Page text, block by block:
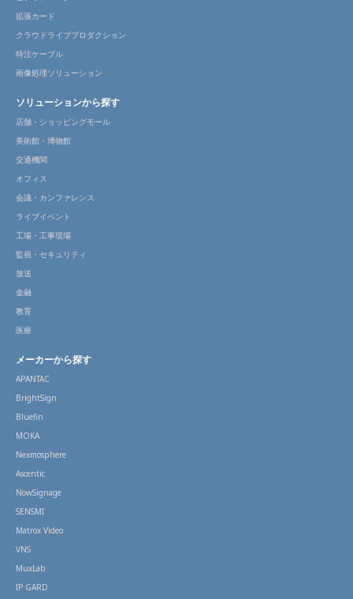
拡張カード
クラウドライブプロダクション
特注ケーブル
画像処理ソリューション
ソリューションから探す
店舗・ショッピングモール
美術館・博物館
交通機関
オフィス
会議・カンファレンス
ライブイベント
工場・工事現場
監視・セキュリティ
放送
金融
教育
医療
メーカーから探す
APANTAC
BrightSign
Bluefin
MOKA
Nexmosphere
Ascentic
NowSignage
SENSMI
Matrox Video
VNS
MuxLab
IP GARD